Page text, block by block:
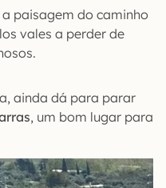
paisagem do caminho
vales a perder de
ainda dá para parar
, um bom lugar para